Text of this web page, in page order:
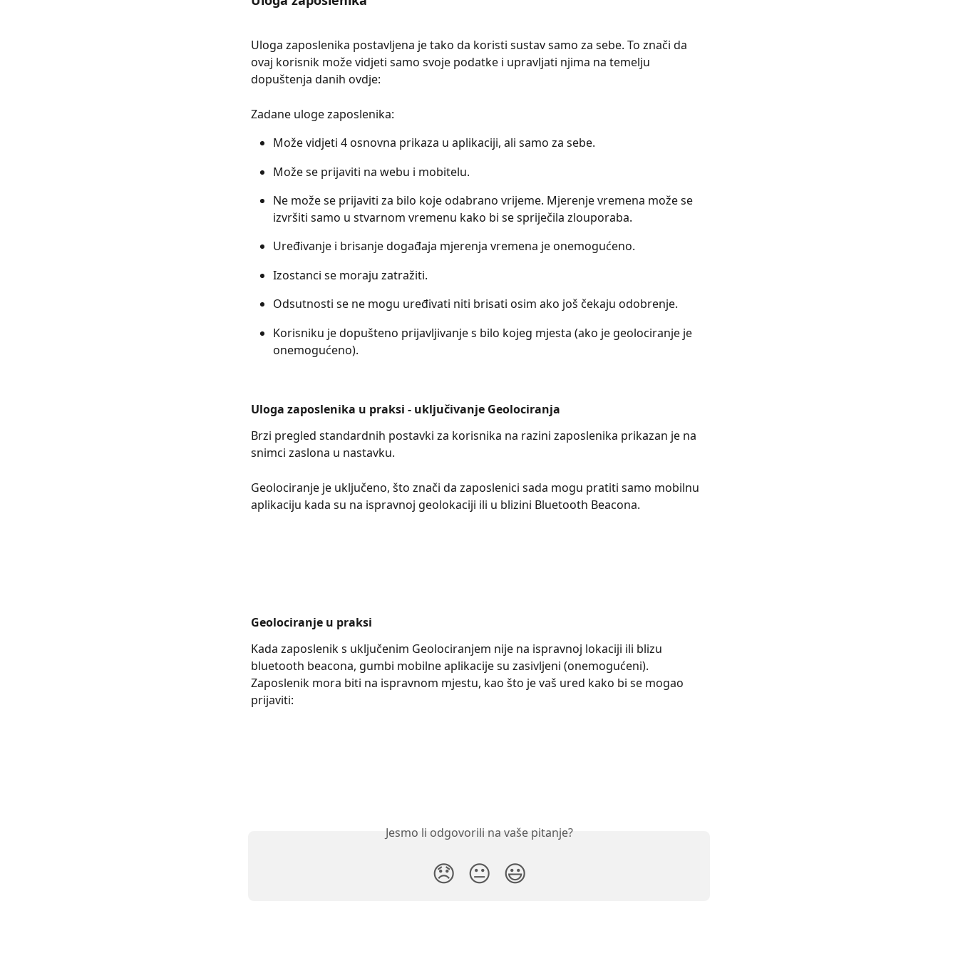
Uloga zaposlenika postavljena je tako da koristi sustav samo za sebe. To znači da
ovaj korisnik može vidjeti samo svoje podatke i upravljati njima na temelju
dopuštenja danih ovdje:
Zadane uloge zaposlenika:
Može vidjeti 4 osnovna prikaza u aplikaciji, ali samo za sebe.
Može se prijaviti na webu i mobitelu.
Ne može se prijaviti za bilo koje odabrano vrijeme. Mjerenje vremena može se
izvršiti samo u stvarnom vremenu kako bi se spriječila zlouporaba.
Uređivanje i brisanje događaja mjerenja vremena je onemogućeno.
Izostanci se moraju zatražiti.
Odsutnosti se ne mogu uređivati ​​niti brisati osim ako još čekaju odobrenje.
Korisniku je dopušteno prijavljivanje s bilo kojeg mjesta (ako je geolociranje je
onemogućeno).
Uloga zaposlenika u praksi - uključivanje Geolociranja
Brzi pregled standardnih postavki za korisnika na razini zaposlenika prikazan je na
snimci zaslona u nastavku.
Geolociranje je uključeno, što znači da zaposlenici sada mogu pratiti samo mobilnu
aplikaciju kada su na ispravnoj geolokaciji ili u blizini Bluetooth Beacona.
Geolociranje u praksi
Kada zaposlenik s uključenim Geolociranjem nije na ispravnoj lokaciji ili blizu
bluetooth beacona, gumbi mobilne aplikacije su zasivljeni (onemogućeni).
Zaposlenik mora biti na ispravnom mjestu, kao što je vaš ured kako bi se mogao
prijaviti:
Jesmo li odgovorili na vaše pitanje?
😞 😐 😃